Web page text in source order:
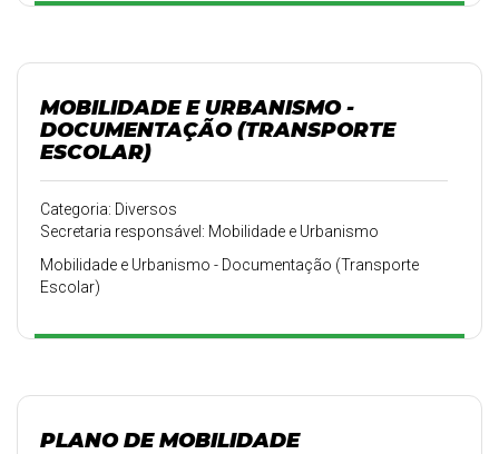
MOBILIDADE E URBANISMO -
DOCUMENTAÇÃO (TRANSPORTE
ESCOLAR)
Categoria: Diversos
Secretaria responsável: Mobilidade e Urbanismo
Mobilidade e Urbanismo - Documentação (Transporte
Escolar)
PLANO DE MOBILIDADE